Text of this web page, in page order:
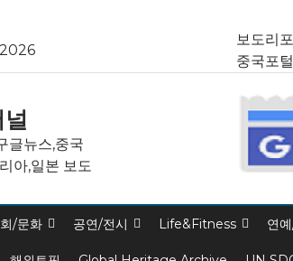
보도리
중국포
글뉴스,중국
아,일본 보도
/문화 공연/전시 Life&Fitness 연